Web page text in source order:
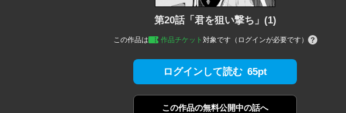
第20話「君を狙い撃ち」(1)
この作品は 作品チケット 対象です（ログインが必要です）
ログインして読む 65pt
この作品の無料公開中の話へ